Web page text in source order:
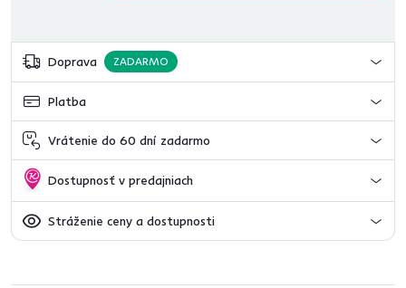
Doprava ZADARMO
Platba
Vrátenie do 60 dní zadarmo
Dostupnosť v predajniach
Stráženie ceny a dostupnosti